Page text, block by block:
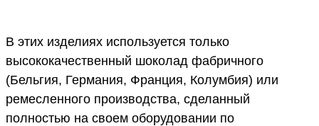
В этих изделиях используется только
высококачественный шоколад фабричного
(Бельгия, Германия, Франция, Колумбия) или
ремесленного производства, сделанный
полностью на своем оборудовании по